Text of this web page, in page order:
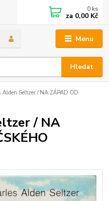
Menu
Hledat
0 ks
za 0,00 Kč
Alden Seltzer / NA ZÁPAD OD
/ NA